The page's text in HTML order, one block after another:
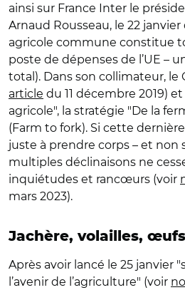
ainsi sur France Inter le
Arnaud Rousseau, le 22
agricole commune constitue
poste de dépenses de l’UE –
total). Dans son collimateur, le
article du 11 décembre 2019)
agricole", la stratégie "De la
(Farm to fork). Si cette
juste à prendre corps – et non
multiples déclinaisons ne
inquiétudes et rancœurs (voir
mars 2023).
Jachère, volailles,
Après avoir lancé le 25 janvier
l’avenir de l’agriculture" (voir